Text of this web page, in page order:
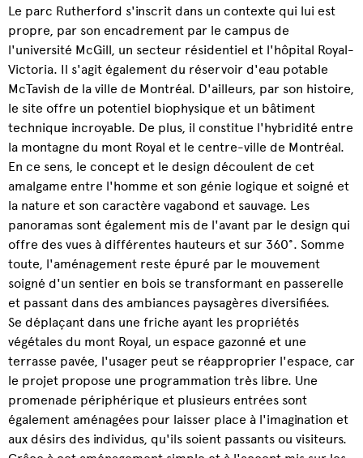
Le parc Rutherford s'inscrit dans un contexte qui lui est
propre, par son encadrement par le campus de
l'université McGill, un secteur résidentiel et l'hôpital Royal-
Victoria. Il s'agit également du réservoir d'eau potable
McTavish de la ville de Montréal. D'ailleurs, par son histoire,
le site offre un potentiel biophysique et un bâtiment
technique incroyable. De plus, il constitue l'hybridité entre
la montagne du mont Royal et le centre-ville de Montréal.
En ce sens, le concept et le design découlent de cet
amalgame entre l'homme et son génie logique et soigné et
la nature et son caractère vagabond et sauvage. Les
panoramas sont également mis de l'avant par le design qui
offre des vues à différentes hauteurs et sur 360°. Somme
toute, l'aménagement reste épuré par le mouvement
soigné d'un sentier en bois se transformant en passerelle
et passant dans des ambiances paysagères diversifiées.
Se déplaçant dans une friche ayant les propriétés
végétales du mont Royal, un espace gazonné et une
terrasse pavée, l'usager peut se réapproprier l'espace, car
le projet propose une programmation très libre. Une
promenade périphérique et plusieurs entrées sont
également aménagées pour laisser place à l'imagination et
aux désirs des individus, qu'ils soient passants ou visiteurs.